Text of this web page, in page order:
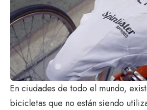
En ciudades de todo el mundo,
bicicletas que no están siendo